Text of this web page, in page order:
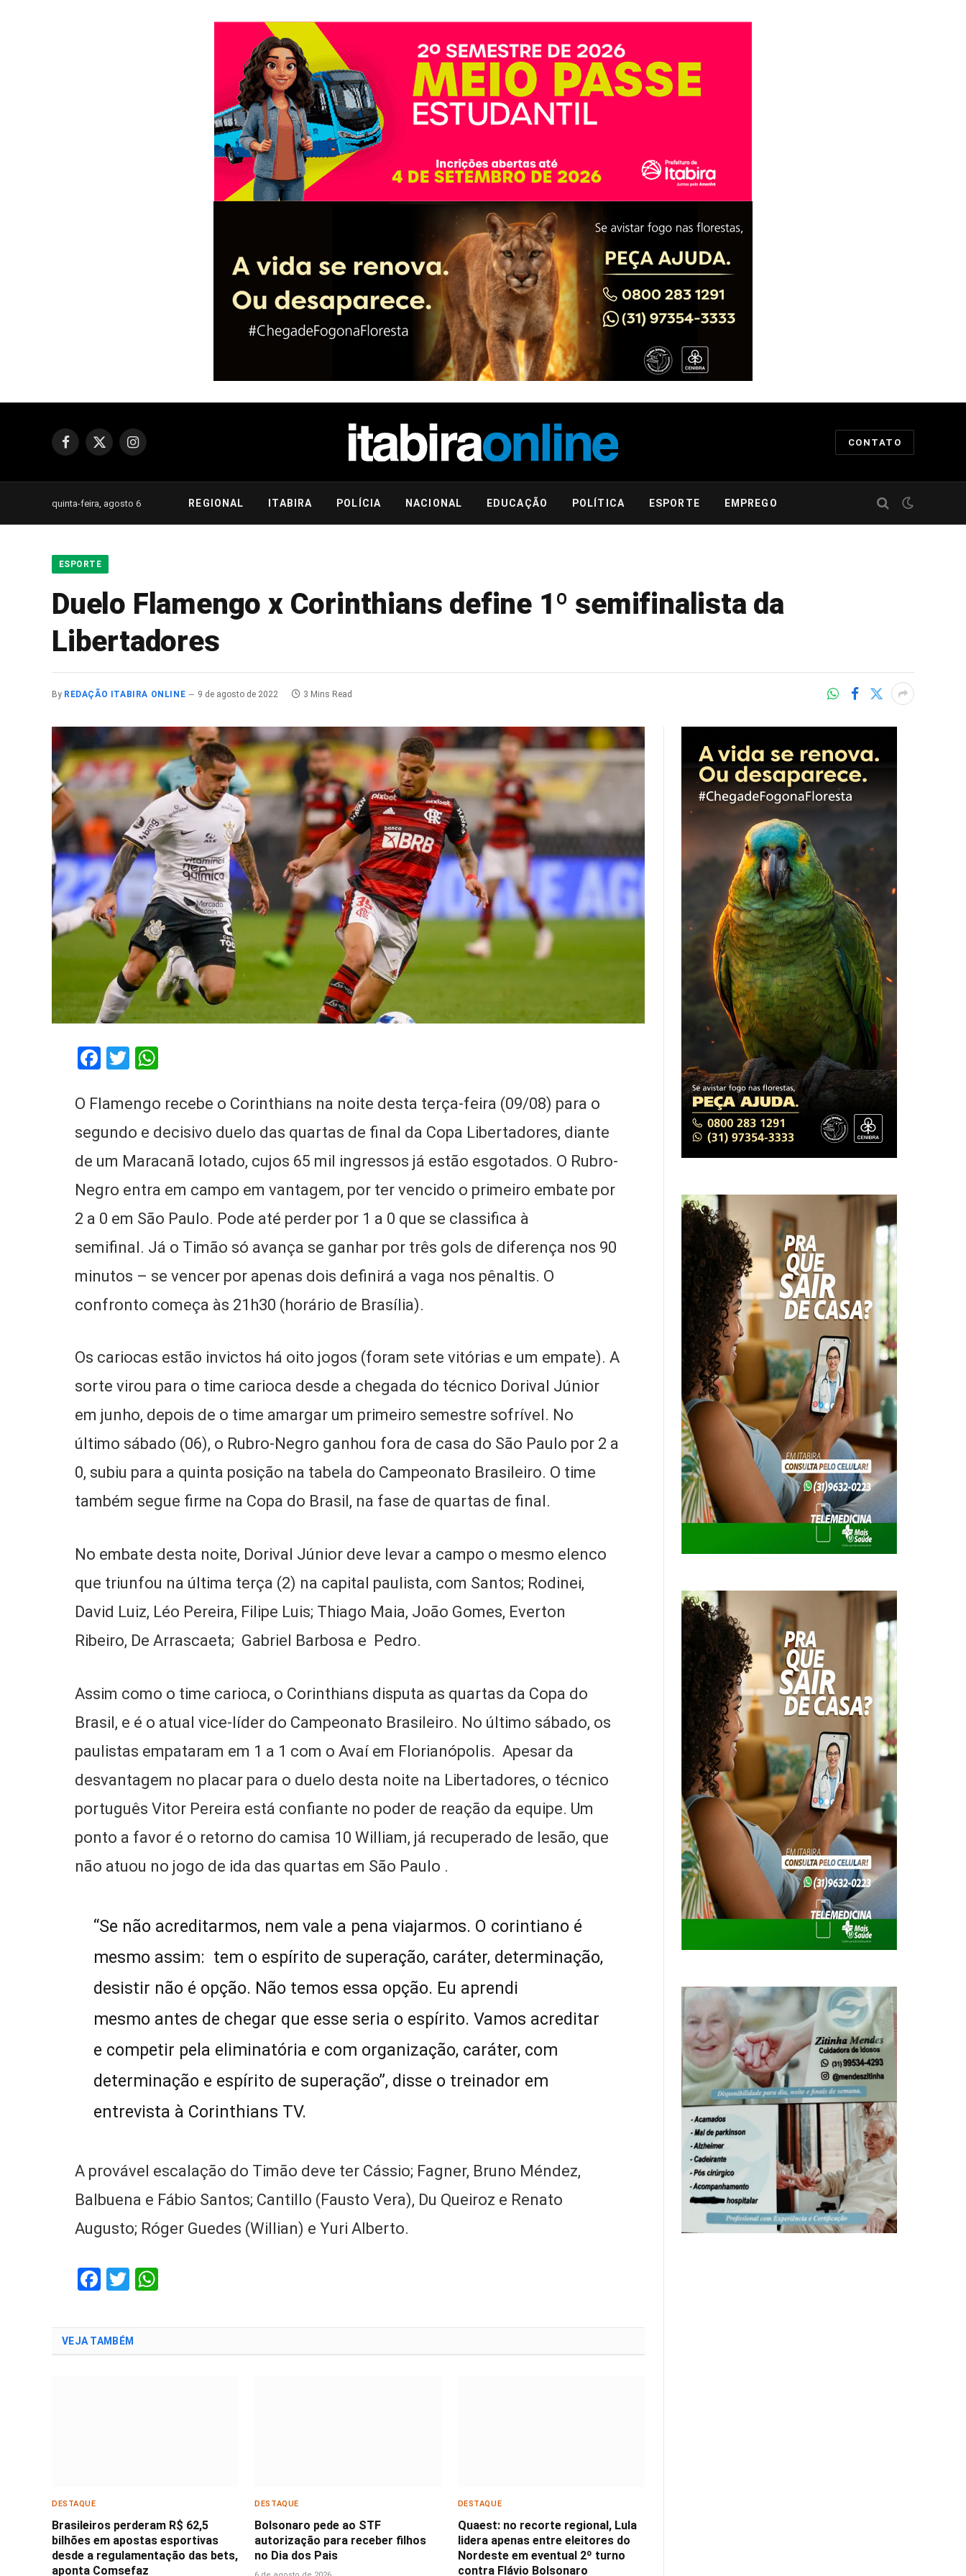
Facebook
X
Instagram
CONTATO
quinta-feira, agosto 6 REGIONAL ITABIRA POLÍCIA NACIONAL EDUCAÇÃO POLÍTICA ESPORTE EMPREGO
ESPORTE
Duelo Flamengo x Corinthians define 1º semifinalista da
Libertadores
By REDAÇÃO ITABIRA ONLINE 9 de agosto de 2022 3 Mins Read
Facebook
Twitter
O Flamengo recebe o Corinthians na noite desta terça-feira (09/08) para o
segundo e decisivo duelo das quartas de final da Copa Libertadores, diante
de um Maracanã lotado, cujos 65 mil ingressos já estão esgotados. O Rubro-
Negro entra em campo em vantagem, por ter vencido o primeiro embate por
2 a 0 em São Paulo. Pode até perder por 1 a 0 que se classifica à
semifinal. Já o Timão só avança se ganhar por três gols de diferença nos 90
minutos – se vencer por apenas dois definirá a vaga nos pênaltis. O
confronto começa às 21h30 (horário de Brasília).
Os cariocas estão invictos há oito jogos (foram sete vitórias e um empate). A
sorte virou para o time carioca desde a chegada do técnico Dorival Júnior
em junho, depois de o time amargar um primeiro semestre sofrível. No
último sábado (06), o Rubro-Negro ganhou fora de casa do São Paulo por 2 a
0, subiu para a quinta posição na tabela do Campeonato Brasileiro. O time
também segue firme na Copa do Brasil, na fase de quartas de final.
No embate desta noite, Dorival Júnior deve levar a campo o mesmo elenco
que triunfou na última terça (2) na capital paulista, com Santos; Rodinei,
David Luiz, Léo Pereira, Filipe Luis; Thiago Maia, João Gomes, Everton
Ribeiro, De Arrascaeta; Gabriel Barbosa e Pedro.
Assim como o time carioca, o Corinthians disputa as quartas da Copa do
Brasil, e é o atual vice-líder do Campeonato Brasileiro. No último sábado, os
paulistas empataram em 1 a 1 com o Avaí em Florianópolis. Apesar da
desvantagem no placar para o duelo desta noite na Libertadores, o técnico
português Vitor Pereira está confiante no poder de reação da equipe. Um
ponto a favor é o retorno do camisa 10 William, já recuperado de lesão, que
não atuou no jogo de ida das quartas em São Paulo .
“Se não acreditarmos, nem vale a pena viajarmos. O corintiano é
mesmo assim: tem o espírito de superação, caráter, determinação,
desistir não é opção. Não temos essa opção. Eu aprendi
mesmo antes de chegar que esse seria o espírito. Vamos acreditar
e competir pela eliminatória e com organização, caráter, com
determinação e espírito de superação”, disse o treinador em
entrevista à Corinthians TV.
A provável escalação do Timão deve ter Cássio; Fagner, Bruno Méndez,
Balbuena e Fábio Santos; Cantillo (Fausto Vera), Du Queiroz e Renato
Augusto; Róger Guedes (Willian) e Yuri Alberto.
Facebook
Twitter
VEJA TAMBÉM
DESTAQUE
Brasileiros perderam R$ 62,5
bilhões em apostas esportivas
desde a regulamentação das bets,
aponta Comsefaz
DESTAQUE
Bolsonaro pede ao STF
autorização para receber filhos
no Dia dos Pais
DESTAQUE
Quaest: no recorte regional, Lula
lidera apenas entre eleitores do
Nordeste em eventual 2º turno
contra Flávio Bolsonaro